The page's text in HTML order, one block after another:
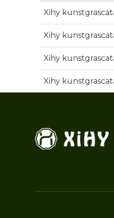
Xihy
Xihy
Xihy
Xihy